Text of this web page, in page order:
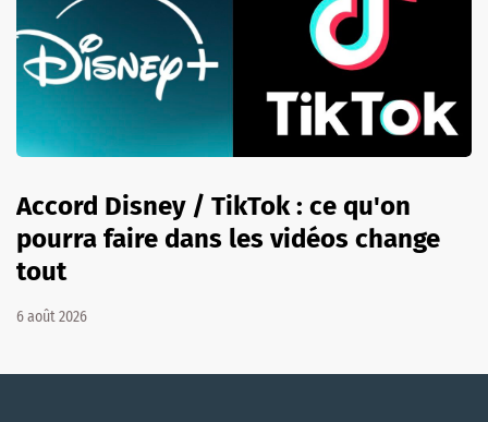
Accord Disney / TikTok : ce qu'on
pourra faire dans les vidéos change
tout
6 août 2026